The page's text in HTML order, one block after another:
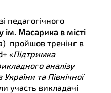
педагогічного
ім. Масарика в місті
пройшов тренінг в
«Підтримка
аналізу
та Північної
участь викладачі